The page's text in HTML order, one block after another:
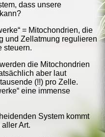
dass unsere
= Mitochondrien, die
und Zellatmung regulieren
steuern.
die Mitochondrien
aber laut
(!!) pro Zelle.
eine immense
System kommt
Art.